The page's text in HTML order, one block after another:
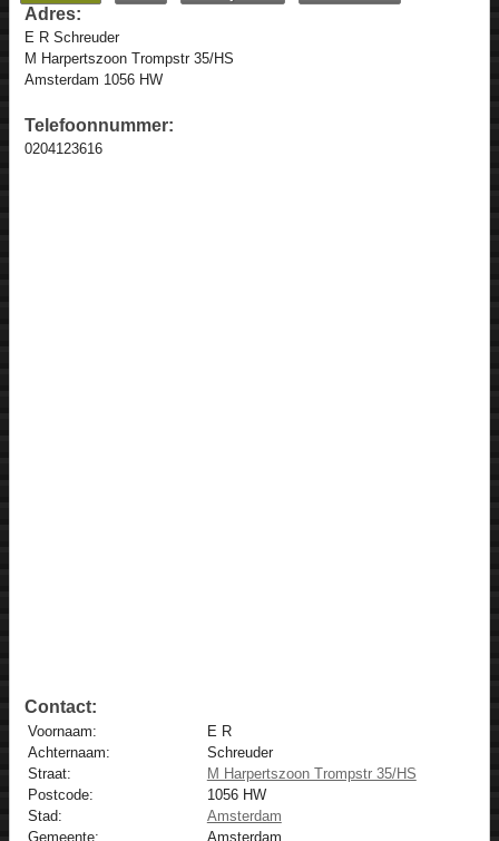
Adres:
E R Schreuder
M Harpertszoon Trompstr 35/HS
Amsterdam 1056 HW
Telefoonnummer:
0204123616
Contact:
Voornaam:
E R
Achternaam:
Schreuder
Straat:
M Harpertszoon Trompstr 35/HS
Postcode:
1056 HW
Stad:
Amsterdam
Gemeente:
Amsterdam